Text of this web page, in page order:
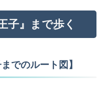
子』まで歩く
でのルート図】